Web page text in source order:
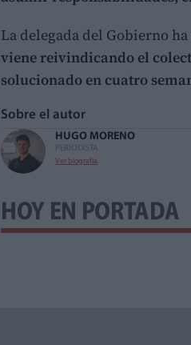
La delegada del Gobierno
viene reivindicando el
solucionado en cuatro
Sobre el autor
HUGO MORENO
PERIODISTA
Ver biografía
HOY EN PORTADA